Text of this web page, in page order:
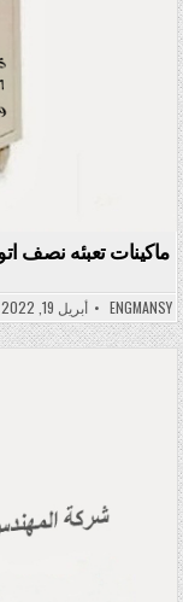
ماكينات تعبئه نصف
ENGMANSY أبريل 19, 2022